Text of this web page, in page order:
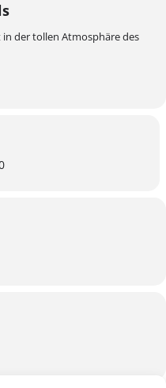
der tollen Atmosphäre des